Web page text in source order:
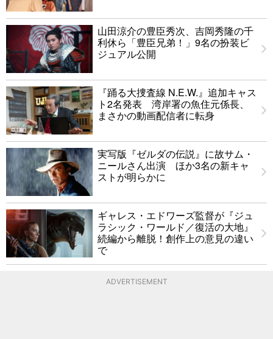
山田涼介の豊臣秀次、吉岡秀隆の千
利休ら「豊臣兄弟！」9名の扮装ビ
ジュアル公開
『踊る大捜査線 N.E.W.』追加キャス
ト2名発表 湾岸署の魚住元係長、
まさかの動画配信者に転身
実写版『ゼルダの伝説』に故サム・
ニールさん出演 ほか3名の新キャ
ストが明らかに
ギャレス・エドワーズ監督が『ジュ
ラシック・ワールド／復活の大地』
続編から離脱！創作上の意見の違い
で
ADVERTISEMENT